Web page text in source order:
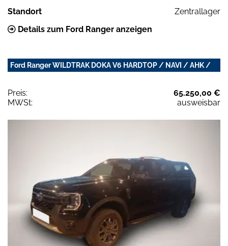
Standort
Zentrallager
Details zum Ford Ranger anzeigen
Ford Ranger WILDTRAK DOKA V6 HARDTOP / NAVI / AHK /
Preis:
65.250,00 €
MWSt:
ausweisbar